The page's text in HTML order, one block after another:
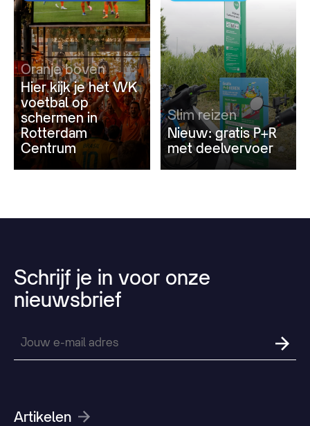
Oranje boven
Hier kijk je het WK
voetbal op
schermen in
Rotterdam
Centrum
Slim reizen
Nieuw: gratis P+R
met deelvervoer
Schrijf je in voor onze
nieuwsbrief
Artikelen